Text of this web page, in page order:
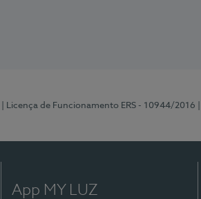
| Licença de Funcionamento ERS - 10944/2016
App MY LUZ